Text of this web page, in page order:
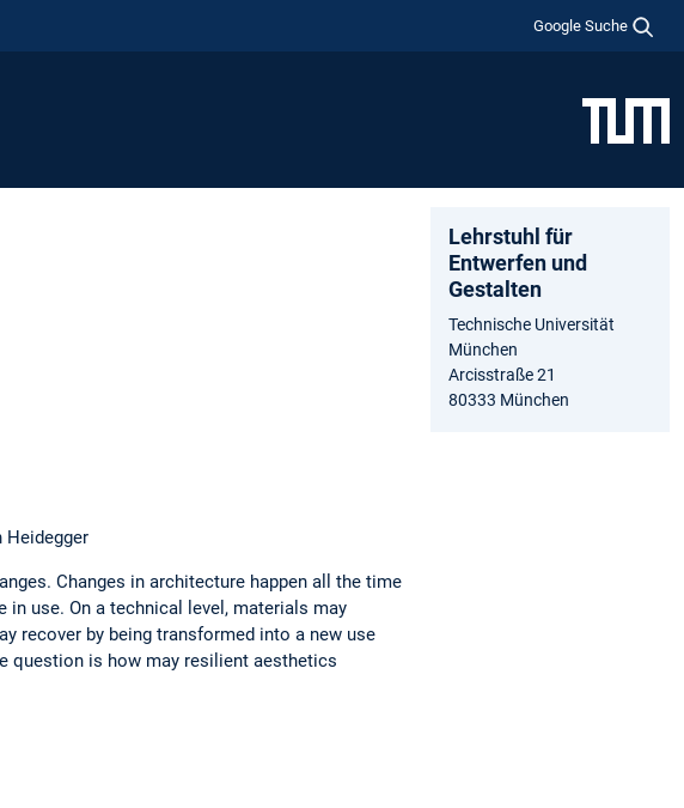
Google Suche
Heidegger
Changes in architecture happen all the time
in use. On a technical level, materials may
recover by being transformed into a new use
question is how may resilient aesthetics
Lehrstuhl für
Entwerfen und
Gestalten
Technische Universität
München
Arcisstraße 21
80333 München